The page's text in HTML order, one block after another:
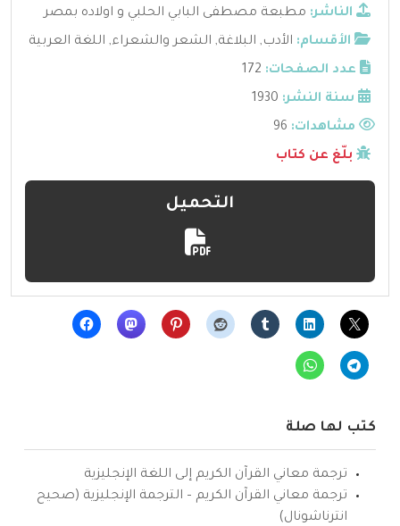
الناشر: مطبعة مصطفى البابي الحلبي و اولاده بمصر
الأقسام: الأدب, البلاغة, الشعر والشعراء, اللغة العربية
عدد الصفحات: 172
سنة النشر: 1930
مشاهدات:
بلّغ عن كتاب
التحميل
كتب لها صلة
ترجمة معاني القرآن الكريم إلى اللغة الإنجليزية
ترجمة معاني القرآن الكريم – الترجمة الإنجليزية (صحيح
انترناشونال)